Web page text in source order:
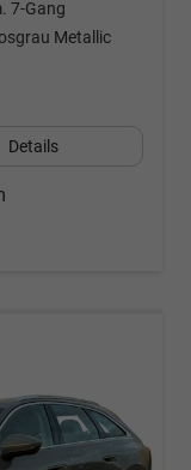
7-Gang
Metallic
Details